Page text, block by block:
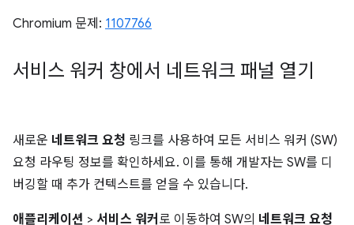
Chromium 문제: 1107766
서비스 워커 창에서 네트워크 패널 열기
새로운 네트워크 요청 링크를 사용하여 모든 서비스 워커 (SW)
요청 라우팅 정보를 확인하세요. 이를 통해 개발자는 SW를 디
버깅할 때 추가 컨텍스트를 얻을 수 있습니다.
애플리케이션 > 서비스 워커 로 이동하여 SW의 네트워크 요청